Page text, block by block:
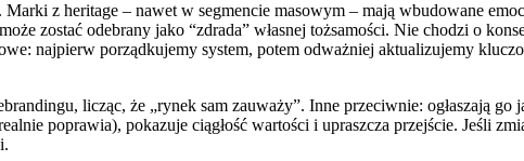
. Marki z heritage – nawet w segmencie masowym – mają wbudowane
zostać odebrany jako “zdrada” własnej tożsamości. Nie chodzi o
najpierw porządkujemy system, potem odważniej aktualizujemy
licząc, że „rynek sam zauważy”. Inne przeciwnie: ogłaszają
poprawia), pokazuje ciągłość wartości i upraszcza przejście. Jeśli